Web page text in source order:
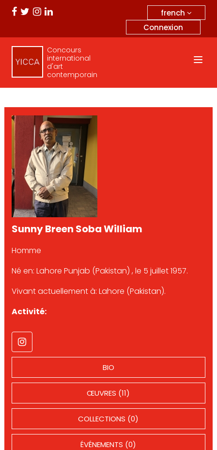
french
Connexion
Concours
international
d'art
contemporain
Sunny Breen Soba William
Homme
Né en: Lahore Punjab (Pakistan) , le 5 juillet 1957.
Vivant actuellement à: Lahore (Pakistan).
Activité:
BIO
ŒUVRES (11)
COLLECTIONS (0)
ÉVÉNEMENTS (0)